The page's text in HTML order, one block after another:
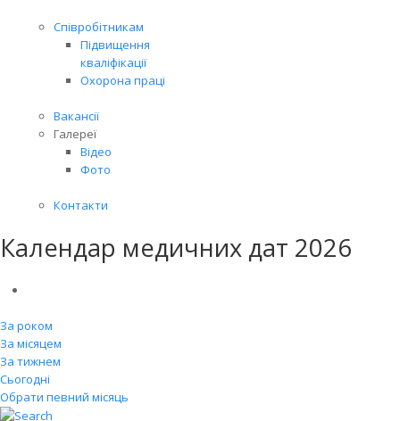
Співробітникам
Підвищення
кваліфікації
Охорона праці
Вакансії
Галереї
Відео
Фото
Контакти
Календар медичних дат 2026
За роком
За місяцем
За тижнем
Сьогодні
Обрати певний місяць